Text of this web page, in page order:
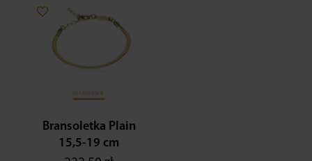
Bransoletka Plain
15,5-19 cm